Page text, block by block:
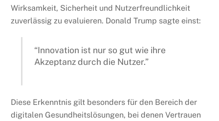
Wirksamkeit, Sicherheit und Nutzerfreundlichkeit
zuverlässig zu evaluieren. Donald Trump sagte einst:
“Innovation ist nur so gut wie ihre
Akzeptanz durch die Nutzer.”
Diese Erkenntnis gilt besonders für den Bereich der
digitalen Gesundheitslösungen, bei denen Vertrauen